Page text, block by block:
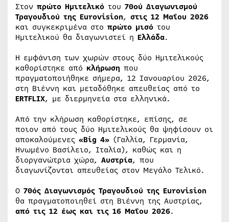
Στον πρώτο Ημιτελικό του 70ού Διαγωνισμού
Τραγουδιού της Eurovision, στις 12 Μαΐου 2026
και συγκεκριμένα στο πρώτο μισό του
Ημιτελικού θα διαγωνιστεί η Ελλάδα.
Η εμφάνιση των χωρών στους δύο Ημιτελικούς
καθορίστηκε από κλήρωση που
πραγματοποιήθηκε σήμερα, 12 Ιανουαρίου 2026,
στη Βιέννη και μεταδόθηκε απευθείας από το
ERTFLIX, με διερμηνεία στα ελληνικά.
Από την κλήρωση καθορίστηκε, επίσης, σε
ποιον από τους δύο Ημιτελικούς θα ψηφίσουν οι
αποκαλούμενες «Big 4» (Γαλλία, Γερμανία,
Ηνωμένο Βασίλειο, Ιταλία), καθώς και η
διοργανώτρια χώρα, Αυστρία, που
διαγωνίζονται απευθείας στον Μεγάλο Τελικό.
Ο 70ός Διαγωνισμός Τραγουδιού της Eurovision
θα πραγματοποιηθεί στη Βιέννη της Αυστρίας,
από τις 12 έως και τις 16 Μαΐου 2026.